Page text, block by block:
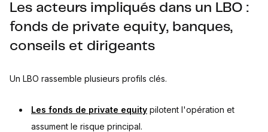
Les acteurs impliqués dans un LBO :
fonds de private equity, banques,
conseils et dirigeants
Un LBO rassemble plusieurs profils clés.
Les fonds de private equity pilotent l'opération et
assument le risque principal.